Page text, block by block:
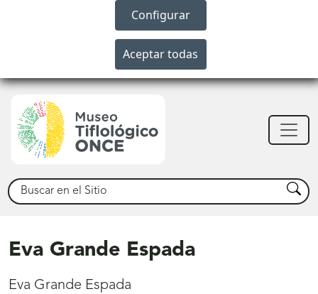
Buscar Buscar
Eva Grande Espada
Eva Grande Espada